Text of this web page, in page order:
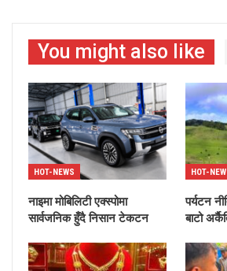
You might also like
HOT-NEWS
नाइमा मोबिलिटी एक्स्पोमा
सार्वजनिक हुँदै निसान टेकटन
HOT-
पर्यटन
बाटो